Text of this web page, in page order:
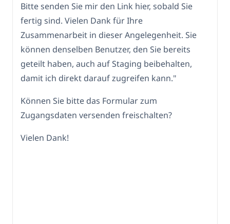
Bitte senden Sie mir den Link hier, sobald Sie
fertig sind. Vielen Dank für Ihre
Zusammenarbeit in dieser Angelegenheit. Sie
können denselben Benutzer, den Sie bereits
geteilt haben, auch auf Staging beibehalten,
damit ich direkt darauf zugreifen kann."
Können Sie bitte das Formular zum
Zugangsdaten versenden freischalten?
Vielen Dank!